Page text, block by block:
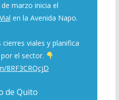
marzo inicia el
en la Avenida Napo.
viales y planifica
el sector.
8RF3CRQcjD
de Quito